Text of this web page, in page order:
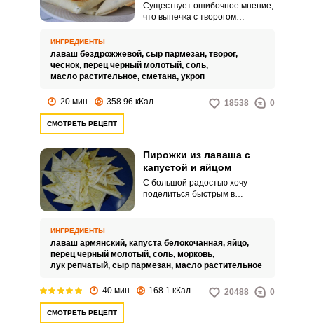
Существует ошибочное мнение,
что выпечка с творогом
необыкновенно вкусные и
аппетитные пирожки из лаваша
с творогом и зеленью на
брать с собой в поездку или на
пикник.
ИНГРЕДИЕНТЫ
лаваш бездрожжевой, сыр пармезан, творог,
чеснок, перец черный молотый, соль,
масло растительное, сметана, укроп
20 мин 358.96 кКал 18538 0
СМОТРЕТЬ РЕЦЕПТ
Пирожки из лаваша с
капустой и яйцом
С большой радостью хочу
поделиться быстрым в
тонкой хрустящей корочкой и
достаточно сочной аппетитной
начинкой.
ИНГРЕДИЕНТЫ
лаваш армянский, капуста белокочанная, яйцо,
перец черный молотый, соль, морковь,
лук репчатый, сыр пармезан, масло растительное
40 мин 168.1 кКал 20488 0
СМОТРЕТЬ РЕЦЕПТ